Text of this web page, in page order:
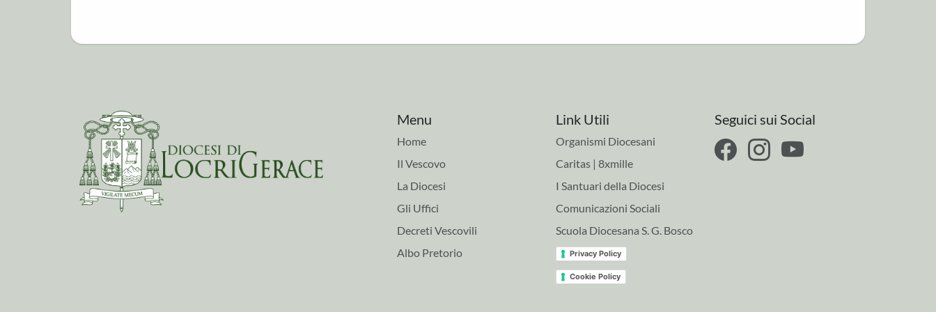
Menu
Home
Il Vescovo
La Diocesi
Gli Uffici
Decreti Vescovili
Albo Pretorio
Link Utili
Organismi Diocesani
Caritas | 8xmille
I Santuari della Diocesi
Comunicazioni Sociali
Scuola Diocesana S. G. Bosco
Privacy Policy
Cookie Policy
Seguici sui Social